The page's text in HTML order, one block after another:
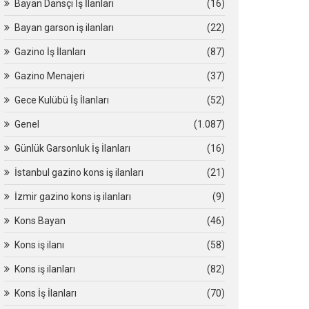
Bayan Dansçı İş İlanları (16)
Bayan garson iş ilanları (22)
Gazino İş İlanları (87)
Gazino Menajeri (37)
Gece Kulübü İş İlanları (52)
Genel (1.087)
Günlük Garsonluk İş İlanları (16)
İstanbul gazino kons iş ilanları (21)
İzmir gazino kons iş ilanları (9)
Kons Bayan (46)
Kons iş ilanı (58)
Kons iş ilanları (82)
Kons İş İlanları (70)